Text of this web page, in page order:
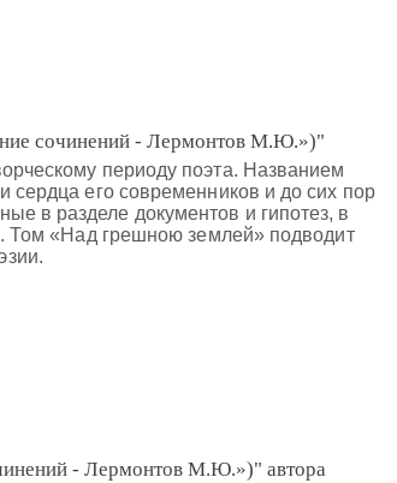
сочинений - Лермонтов М.Ю.»)"
периоду поэта. Названием
его современников и до сих пор
в разделе документов и гипотез, в
Том «Над грешною землей» подводит
- Лермонтов М.Ю.»)" автора